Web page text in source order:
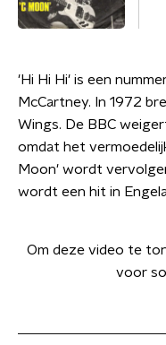
'Hi Hi Hi' is een
McCartney. In 1972
Wings. De BBC
omdat het
Moon' wordt
wordt een hit in
Om deze video te
voor